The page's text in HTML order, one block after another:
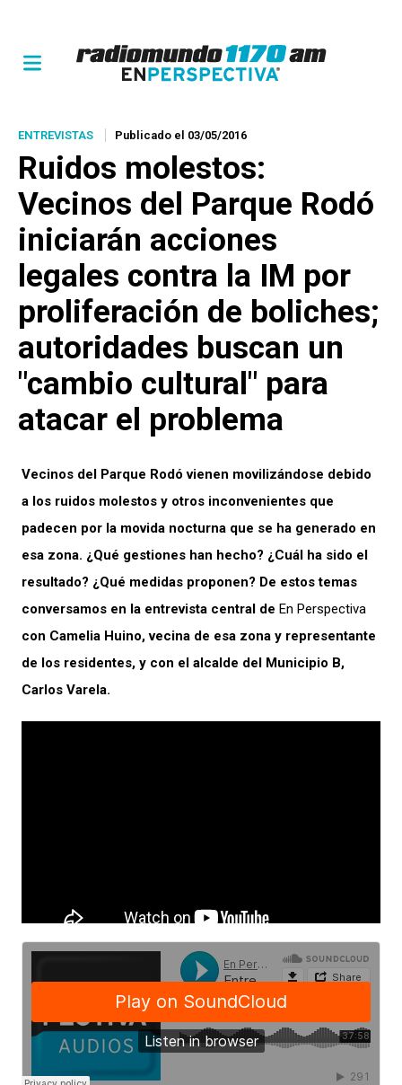
ENTREVISTAS Publicado el 03/05/2016
Ruidos molestos:
Vecinos del Parque Rodó
iniciarán acciones
legales contra la IM por
proliferación de boliches;
autoridades buscan un
"cambio cultural" para
atacar el problema
Vecinos del Parque Rodó vienen movilizándose debido
a los ruidos molestos y otros inconvenientes que
padecen por la movida nocturna que se ha generado en
esa zona. ¿Qué gestiones han hecho? ¿Cuál ha sido el
resultado? ¿Qué medidas proponen? De estos temas
conversamos en la entrevista central de En Perspectiva
con Camelia Huino, vecina de esa zona y representante
de los residentes, y con el alcalde del Municipio B,
Carlos Varela.